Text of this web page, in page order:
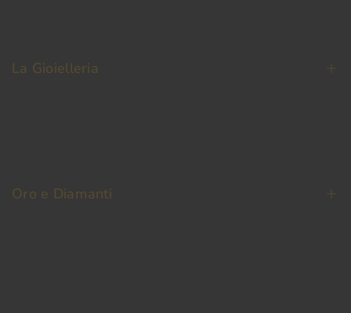
La Gioielleria
Oro e Diamanti